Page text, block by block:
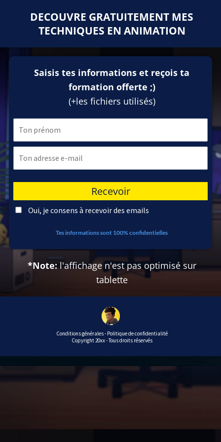
DECOUVRE GRATUITEMENT MES
TECHNIQUES EN ANIMATION
Saisis tes informations et reçois ta
formation offerte ;)
(+les fichiers utilisés)
Recevoir
Oui, je consens à recevoir des emails
Tes informations sont 100% confidentielles
*Note:l'affichage n'est pas optimisé sur
tablette
Conditions générales - Politique de confidentialité
Copyright 20xx - Tous droits réservés